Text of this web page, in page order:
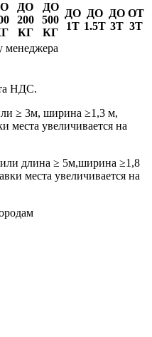
ДО
200
КГ
ДО
500
КГ
ДО
1Т
ДО
1.5Т
ДО
3Т
ОТ
3Т
менеджера
НДС.
≥ 3м, ширина ≥1,3 м,
места увеличивается на
или длина ≥ 5м,ширина ≥1,8
места увеличивается на